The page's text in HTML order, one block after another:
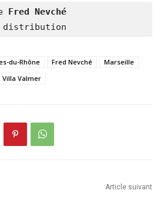
Fred Nevché
distribution
du-Rhône Fred Nevché
Marseille
Villa Valmer
Article suivant